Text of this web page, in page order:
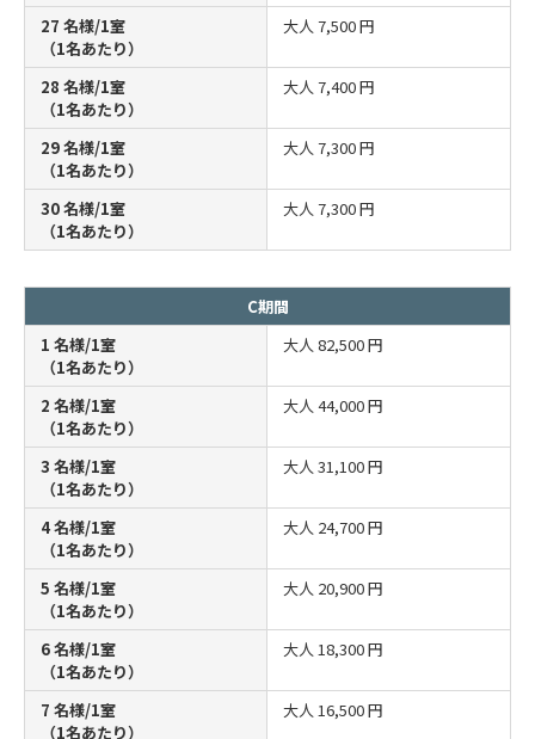
27 名様/1室
（1名あたり）
大人 7,500 円
28 名様/1室
（1名あたり）
大人 7,400 円
29 名様/1室
（1名あたり）
大人 7,300 円
30 名様/1室
（1名あたり）
大人 7,300 円
C期間
1 名様/1室
（1名あたり）
大人 82,500 円
2 名様/1室
（1名あたり）
大人 44,000 円
3 名様/1室
（1名あたり）
大人 31,100 円
4 名様/1室
（1名あたり）
大人 24,700 円
5 名様/1室
（1名あたり）
大人 20,900 円
6 名様/1室
（1名あたり）
大人 18,300 円
7 名様/1室
（1名あたり）
大人 16,500 円